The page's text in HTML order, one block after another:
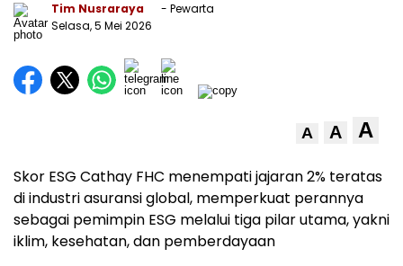
Tim Nusraraya
- Pewarta
Selasa, 5 Mei 2026
A A A
Skor ESG Cathay FHC menempati jajaran 2% teratas
di industri asuransi global, memperkuat perannya
sebagai pemimpin ESG melalui tiga pilar utama, yakni
iklim, kesehatan, dan pemberdayaan